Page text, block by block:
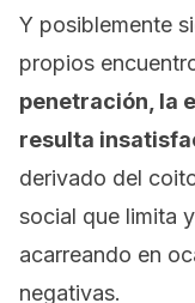
Y posiblemente
propios
penetración, la
resulta
derivado del
social que limita
acarreando en
negativas.